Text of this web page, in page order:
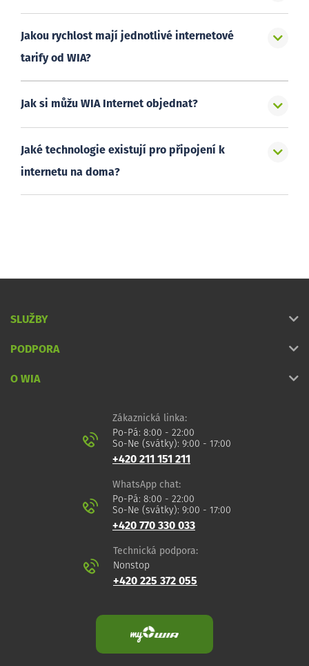
Jakou rychlost mají jednotlivé internetové
tarify od WIA?
Jak si můžu WIA Internet objednat?
Jaké technologie existují pro připojení k
internetu na doma?
SLUŽBY
PODPORA
O WIA
Zákaznická linka:
Po-Pá: 8:00 - 22:00
So-Ne (svátky): 9:00 - 17:00
+420 211 151 211
WhatsApp chat:
Po-Pá: 8:00 - 22:00
So-Ne (svátky): 9:00 - 17:00
+420 770 330 033
Technická podpora:
Nonstop
+420 225 372 055